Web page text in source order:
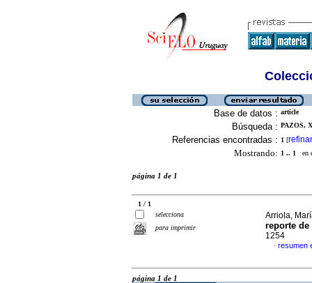
Base de datos : article
Búsqueda : PAZOS,
Referencias encontradas : 1 [refinar
Mostrando: 1 .. 1 en
página 1 de 1
1 / 1
selecciona
para imprimir
Arriola,
reporte de
1254
· resumen
página 1 de 1